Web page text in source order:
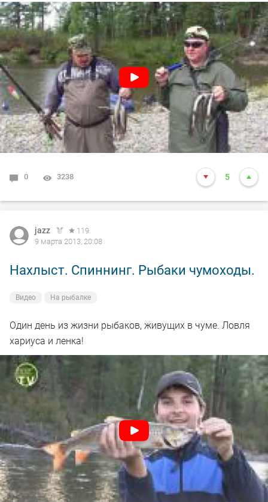
0 3238 5
jazz
119
9 марта 2013, 20:08
Нахлыст. Спиннинг. Рыбаки чумоходы.
Видео На рыбалке
Один день из жизни рыбаков, живущих в чуме. Ловля
хариуса и ленка!